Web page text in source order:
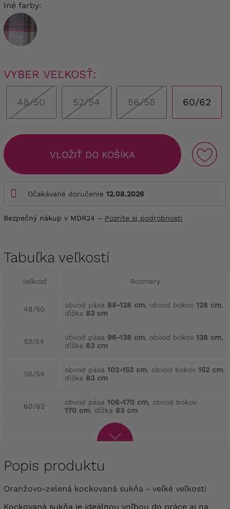
Iné farby:
VYBER VEĽKOSŤ:
48/50 52/54 56/58 60/62
VLOŽIŤ DO KOŠÍKA
Očakávané doručenie 12.08.2026
Bezpečný nákup v MDR24 – Pozrite si podrobnosti
Tabuľka veľkostí
Veľkosť Rozmery
48/50 obvod pása 88-128 cm, obvod bokov 128 cm,
dĺžka 83 cm
52/54 obvod pása 96-138 cm, obvod bokov 138 cm,
dĺžka 83 cm
56/58 obvod pása 102-152 cm, obvod bokov 152 cm,
dĺžka 83 cm
60/62 obvod pása 106-170 cm, obvod bokov
170 cm, dĺžka 83 cm
Popis produktu
Oranžovo-zelená kockovaná sukňa - veľké veľkosti
Kockovaná sukňa je ideálnou voľbou do práce aj na